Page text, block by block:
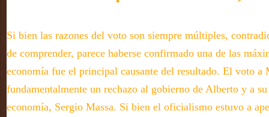
Si bien las razones del voto son siempre múltiples,
de comprender, parece haberse confirmado una de las
economía fue el principal causante del resultado. El voto a
fundamentalmente un rechazo al gobierno de Alberto y a
economía, Sergio Massa. Si bien el oficialismo estuvo a